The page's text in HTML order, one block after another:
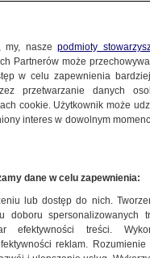
my, naszepodmioty
Partnerów może
w celu zapewnienia
przetwarzanie danych
cookie. Użytkownik może
interes w dowolnym
dane w celu zapewnienia:
lub dostęp do nich.
doboru spersonalizowanych
efektywności treści.
reklam.